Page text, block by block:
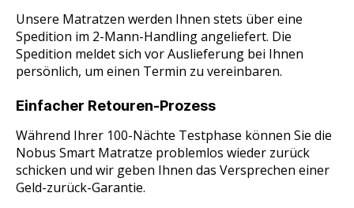
Unsere Matratzen werden Ihnen stets über eine
Spedition im 2-Mann-Handling angeliefert. Die
Spedition meldet sich vor Auslieferung bei Ihnen
persönlich, um einen Termin zu vereinbaren.
Einfacher Retouren-Prozess
Während Ihrer 100-Nächte Testphase können Sie die
Nobus Smart Matratze problemlos wieder zurück
schicken und wir geben Ihnen das Versprechen einer
Geld-zurück-Garantie.